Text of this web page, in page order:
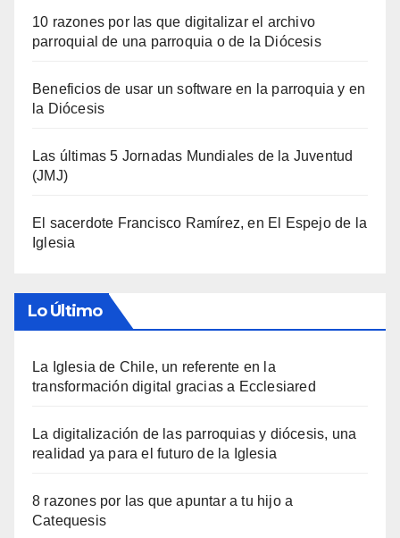
10 razones por las que digitalizar el archivo
parroquial de una parroquia o de la Diócesis
Beneficios de usar un software en la parroquia y en
la Diócesis
Las últimas 5 Jornadas Mundiales de la Juventud
(JMJ)
El sacerdote Francisco Ramírez, en El Espejo de la
Iglesia
Lo Último
La Iglesia de Chile, un referente en la
transformación digital gracias a Ecclesiared
La digitalización de las parroquias y diócesis, una
realidad ya para el futuro de la Iglesia
8 razones por las que apuntar a tu hijo a
Catequesis